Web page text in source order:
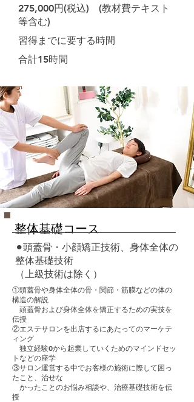
275,000円(税込) (教材費テキスト
等含む)
習得までに要する時間
合計15時間
整体基礎コース
⚫︎頭蓋骨・小顔矯正技術、身体全体の
整体基礎技術
（上級技術は除く）
①頭蓋骨や身体全体の骨・関節・筋膜などの体の
構造の解説
頭蓋骨および身体全体を矯正するための実技を
伝授
②エステサロンを出店するにあたってのマーケテ
ィング
​ 独立経験0から起業していくためのマインドセッ
トなどの座学
③サロン運営する中でお客様の施術に際して困っ
たこと、治せな
​ かったことのお悩み相談や、治療基礎技術を伝
授